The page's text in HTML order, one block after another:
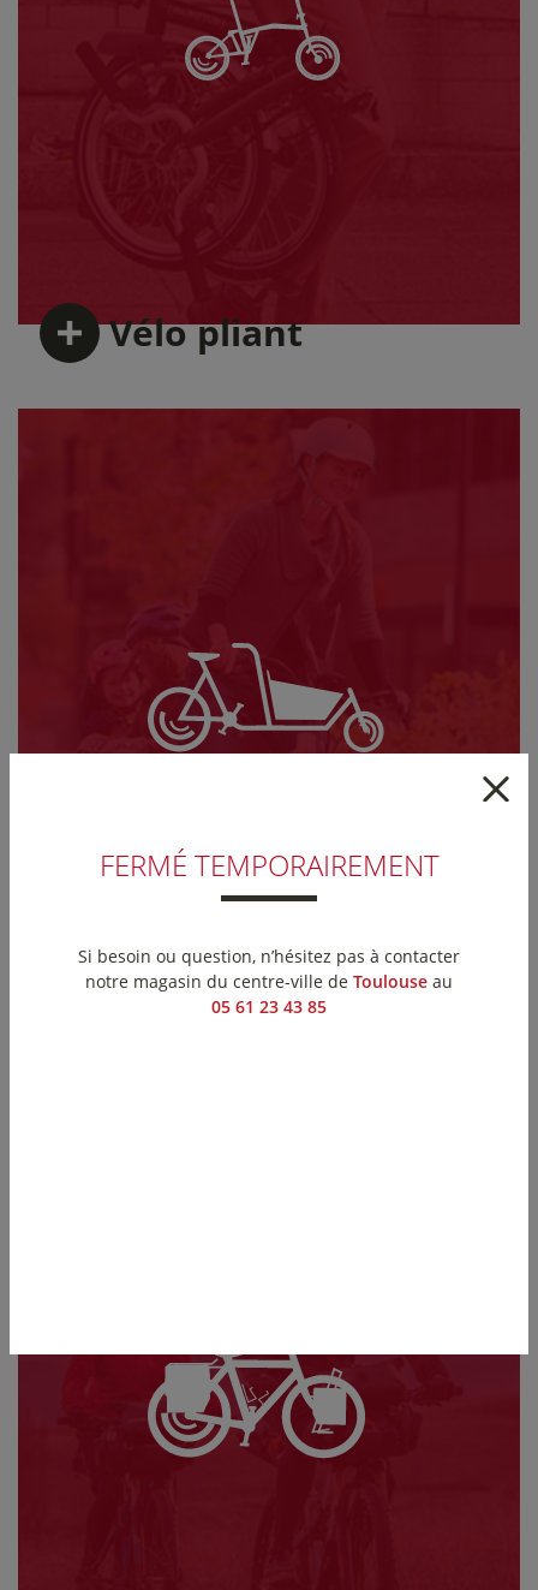
Vélopliant
cargo
FERMÉ TEMPORAIREMENT
Si besoin ou question, n’hésitez pas à contacter
notre magasin du centre-ville de Toulouse au
05 61 23 43 85